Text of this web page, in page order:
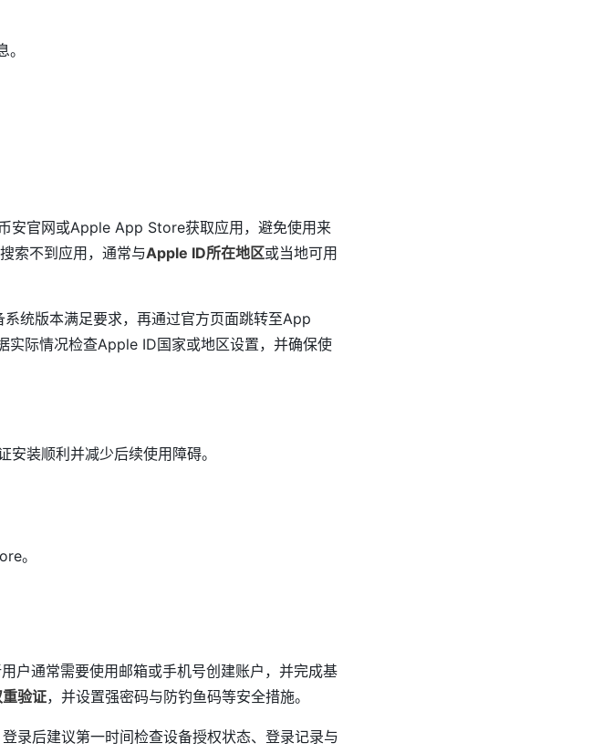
安官网或Apple App Store获取应用，避免使用来
索不到应用，通常与Apple ID所在地区或当地可用
统版本满足要求，再通过官方页面跳转至App
实际情况检查Apple ID国家或地区设置，并确保使
装顺利并减少后续使用障碍。
。
户通常需要使用邮箱或手机号创建账户，并完成基
重验证，并设置强密码与防钓鱼码等安全措施。
录后建议第一时间检查设备授权状态、登录记录与